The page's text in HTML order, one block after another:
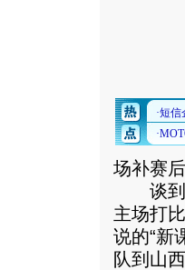
场补赛
谈到同
主场打
说的“新
队到山